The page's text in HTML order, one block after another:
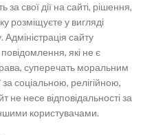
за свої дії на сайті, рішення,
розміщуєте у вигляді
Адміністрація сайту
які не є
суперечать моральним
соціальною, релігійною,
несе відповідальності за
користувачами.